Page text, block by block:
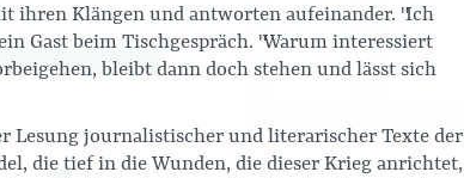
ihren Klängen und antworten aufeinander. "Ich
Gast beim Tischgespräch. "Warum interessiert
bleibt dann doch stehen und lässt sich
Lesung journalistischer und literarischer Texte der
die tief in die Wunden, die dieser Krieg anrichtet,